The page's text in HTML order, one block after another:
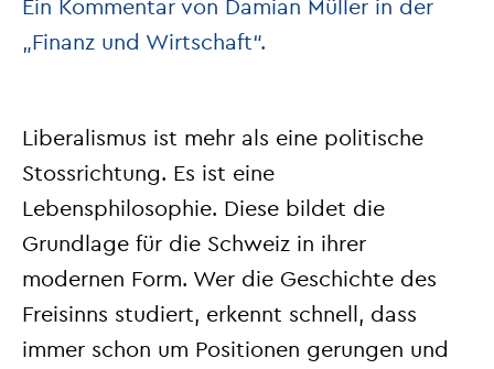
Ein Kommentar von Damian Müller in der
„Finanz und Wirtschaft“.
Liberalismus ist mehr als eine politische
Stossrichtung. Es ist eine
Lebensphilosophie. Diese bildet die
Grundlage für die Schweiz in ihrer
modernen Form. Wer die Geschichte des
Freisinns studiert, erkennt schnell, dass
immer schon um Positionen gerungen und